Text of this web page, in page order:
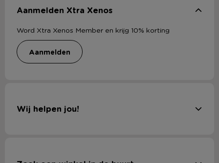
Aanmelden Xtra Xenos
Word Xtra Xenos Member en krijg 10% korting
aanmelden
Wij helpen jou!